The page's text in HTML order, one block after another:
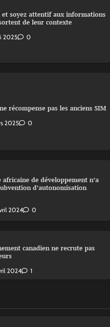
et soyez attentif aux informations
de leur contexte
2025 0
récompense pas les anciens SIM
2025 0
de développement n’a
d’autonomisation
2024 0
canadien ne recrute pas
2024 1